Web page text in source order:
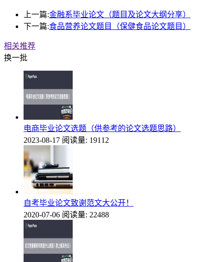
上一篇:金融系毕业论文（题目及论文大纲分享）
下一篇:食品营养论文题目（保健食品论文题目）
相关推荐
换一批
电商毕业论文选题（供参考的论文选题思路）
2023-08-17 阅读量: 19112
自考毕业论文致谢范文大公开！
2020-07-06 阅读量: 22488